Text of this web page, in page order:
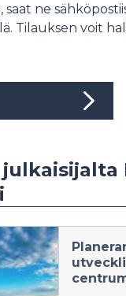
ne
Tilauksen voit
julkaisijalta